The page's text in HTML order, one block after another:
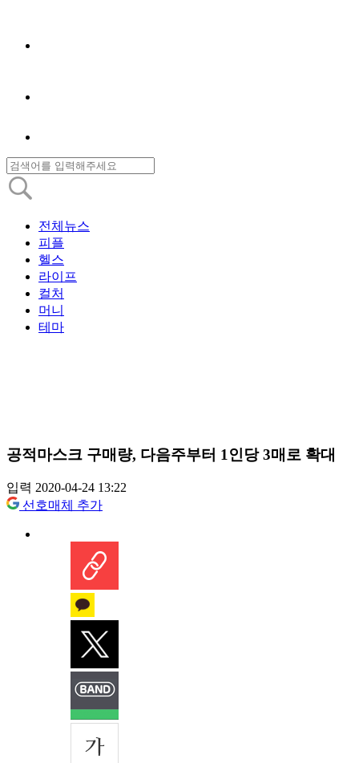
전체뉴스
피플
헬스
라이프
컬처
머니
테마
공적마스크 구매량, 다음주부터 1인당 3매로 확대
입력 2020-04-24 13:22
선호매체 추가